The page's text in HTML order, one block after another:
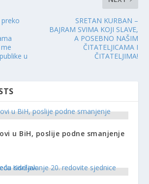
me
u
SRETAN KURBAN –
BAJRAM SVIMA KOJI SLAVE,
A POSEBNO NAŠIM
ČITATELJICAMA I
ČITATELJIMA!
u BiH, poslije podne smanjenje